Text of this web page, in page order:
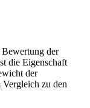
der
die Eigenschaft
der
zu den